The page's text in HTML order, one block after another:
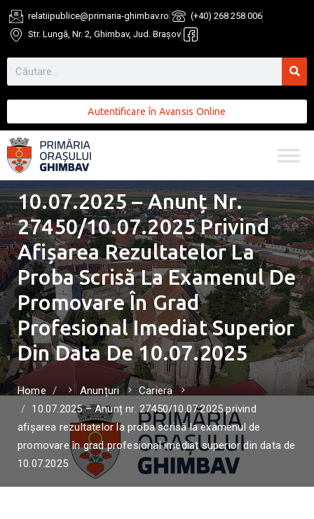
relatiipublice@primaria-ghimbav.ro
(+40) 268 258 006
Str. Lungă, Nr. 2, Ghimbav, Jud. Brașov
Autentificare în Avansis Online
10.07.2025 – Anunț Nr.
27450/10.07.2025 Privind
Afișarea Rezultatelor La
Proba Scrisă La Examenul De
Promovare În Grad
Profesional Imediat Superior
Din Data De 10.07.2025
Home Anunțuri
Cariera
10.07.2025 – Anunț nr. 27450/10.07.2025 privind
afișarea rezultatelor la proba scrisă la examenul de
promovare în grad profesional imediat superior din data de
10.07.2025